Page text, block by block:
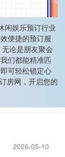
闲娱乐预订行业
便捷的预订服
论是朋友聚会
们都能精准匹
可轻松锁定心
房网，开启您的
2026-05-10